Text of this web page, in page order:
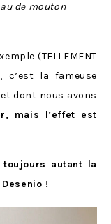
de mouton
(TELLEMENT
c’est la fameuse
dont nous avons
mais l’effet est
autant la
!